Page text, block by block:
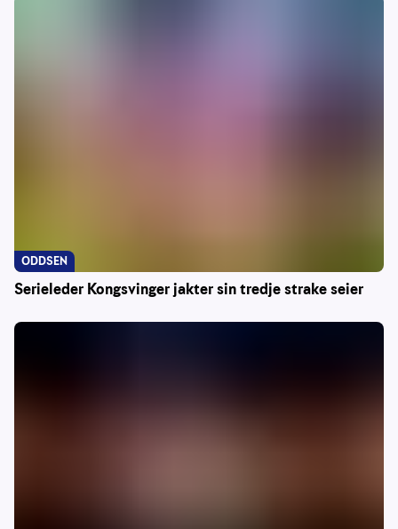
Serieleder Kongsvinger jakter sin tredje strake seier
ODDSEN